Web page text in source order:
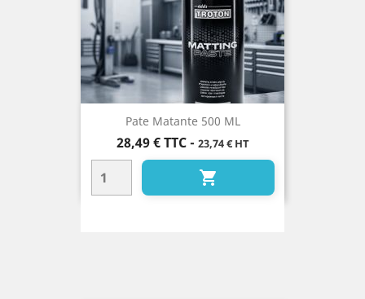
Pate Matante 500 ML
Prix
28,49 € TTC- 23,74 € HT
